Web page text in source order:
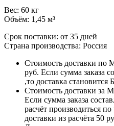
Вес: 60 кг
Объём: 1,45 м³
Срок поставки: от 35 дней
Страна производства: Россия
Стоимость доставки по
руб. Если сумма заказа
,то доставка
Стоимость доставки за
Если сумма заказа
расчёт производиться
доставки из расчёта 50